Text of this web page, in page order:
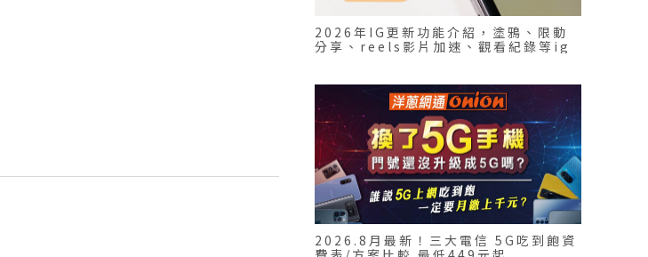
2026年IG更新功能介紹，塗鴉、限動
分享、reels影片加速、觀看紀錄等ig
2026.8月最新！三大電信 5G吃到飽資